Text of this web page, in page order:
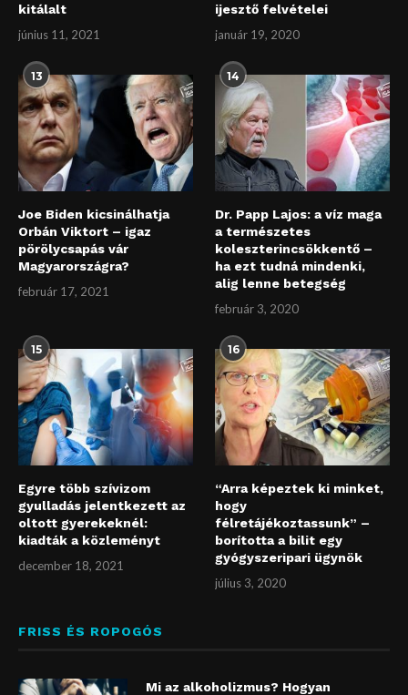
kitálalt
június 11, 2021
ijesztő felvételei
január 19, 2020
13
Joe Biden kicsinálhatja
Orbán Viktort – igaz
pörölycsapás vár
Magyarországra?
február 17, 2021
14
Dr. Papp Lajos: a víz maga
a természetes
koleszterincsökkentő –
ha ezt tudná mindenki,
alig lenne betegség
február 3, 2020
15
Egyre több szívizom
gyulladás jelentkezett az
oltott gyerekeknél:
kiadták a közleményt
december 18, 2021
16
“Arra képeztek ki minket,
hogy
félretájékoztassunk” –
borította a bilit egy
gyógyszeripari ügynök
július 3, 2020
FRISS ÉS ROPOGÓS
Mi az alkoholizmus? Hogyan